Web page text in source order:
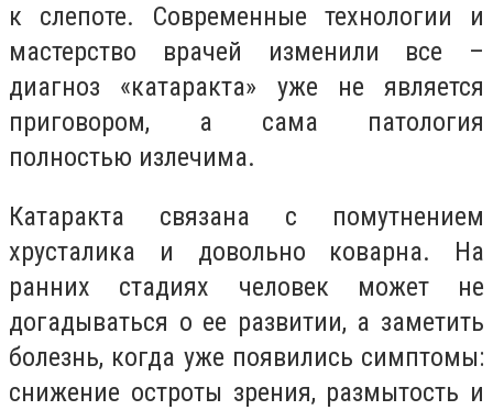
к слепоте. Современные технологии и
мастерство врачей изменили все –
диагноз «катаракта» уже не является
приговором, а сама патология
полностью излечима.
Катаракта связана с помутнением
хрусталика и довольно коварна. На
ранних стадиях человек может не
догадываться о ее развитии, а заметить
болезнь, когда уже появились симптомы:
снижение остроты зрения, размытость и